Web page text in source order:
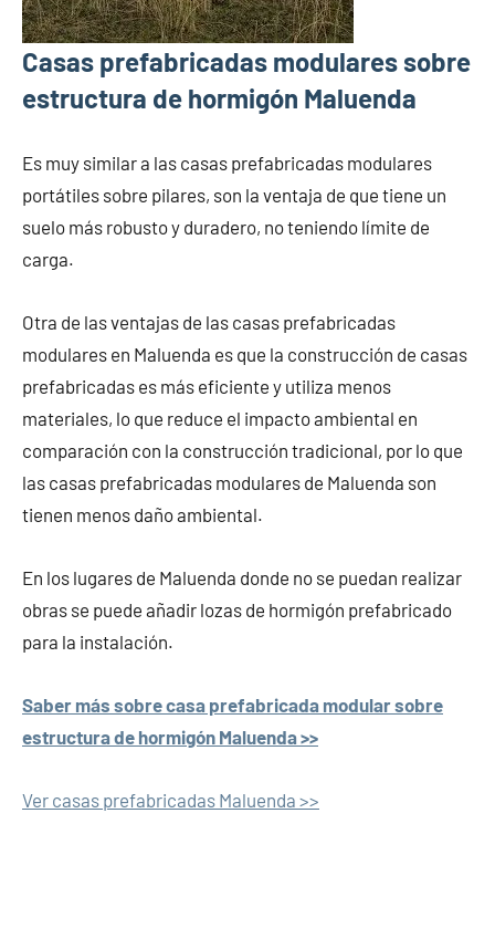
Casas prefabricadas modulares sobre
estructura de hormigón Maluenda
Es muy similar a las casas prefabricadas modulares
portátiles sobre pilares, son la ventaja de que tiene un
suelo más robusto y duradero, no teniendo límite de
carga.
Otra de las ventajas de las casas prefabricadas
modulares en Maluenda es que la construcción de casas
prefabricadas es más eficiente y utiliza menos
materiales, lo que reduce el impacto ambiental en
comparación con la construcción tradicional, por lo que
las casas prefabricadas modulares de Maluenda son
tienen menos daño ambiental.
En los lugares de Maluenda donde no se puedan realizar
obras se puede añadir lozas de hormigón prefabricado
para la instalación.
Saber más sobre casa prefabricada modular sobre
estructura de hormigón Maluenda >>
Ver casas prefabricadas Maluenda >>